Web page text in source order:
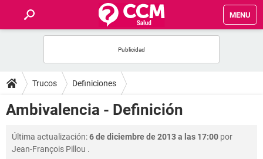
MENU
FOROS
SALUD
FAMILIA
Trucos Definiciones
Ambivalencia - Definición
Última actualización:6 de diciembre de 2013 a las 17:00 por
Jean-François Pillou .